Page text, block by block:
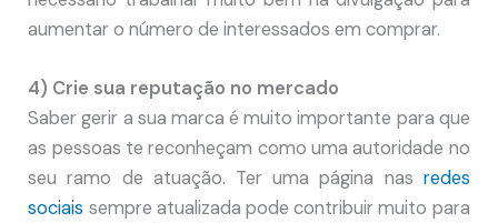
aumentar o número de interessados em comprar.
4) Crie sua reputação no mercado
Saber gerir a sua marca é muito importante para que
as pessoas te reconheçam como uma autoridade no
seu ramo de atuação. Ter uma página nas redes
sociais sempre atualizada pode contribuir muito para